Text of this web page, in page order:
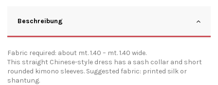
Beschreibung
Fabric required: about mt. 1.40 – mt. 1.40 wide.
This straight Chinese-style dress has a sash collar and short
rounded kimono sleeves. Suggested fabric: printed silk or
shantung.